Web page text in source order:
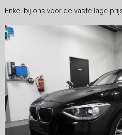
Enkel bij ons voor de vaste lage